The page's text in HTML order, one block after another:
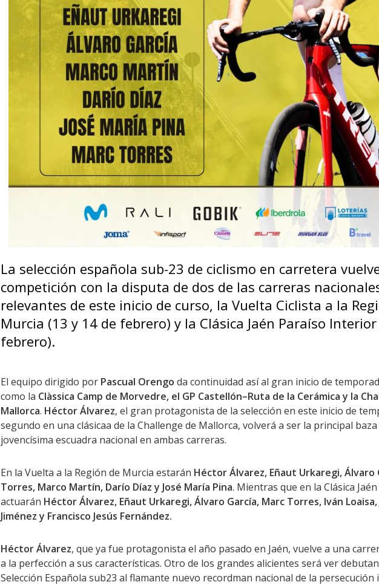
La selección española sub-23 de ciclismo en carretera
competición con la disputa de dos de las carreras
relevantes de este inicio de curso, la Vuelta Ciclista a la
Murcia (13 y 14 de febrero) y la Clásica Jaén Paraíso
febrero).
El equipo dirigido por Pascual Orengo da continuidad así al gran inicio de
como la Clàssica Camp de Morvedre, el GP Castellón–Ruta de la Cerámica y la
Mallorca. Héctor Álvarez, el gran protagonista de la selección en este inicio de
segundo en una clásicaa de la Challenge de Mallorca, volverá a ser la principal baza
jovencísima escuadra nacional en ambas carreras.
En la Vuelta a la Región de Murcia estarán Héctor Álvarez, Eñaut Urkaregi, Álvaro
Torres, Marco Martín, Darío Díaz y José María Pina. Mientras que en la Clásica
actuarán Héctor Álvarez, Eñaut Urkaregi, Álvaro García, Marc Torres, Iván Loaisa,
Jiménez y Francisco Jesús Fernández.
Héctor Álvarez, que ya fue protagonista el año pasado en Jaén, vuelve a una
a la perfección a sus características. Otro de los grandes alicientes será ver
Selección Española sub23 al flamante nuevo recordman nacional de la persecución